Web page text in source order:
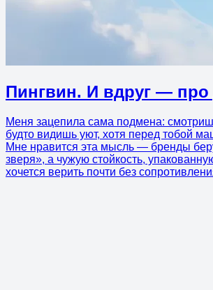
Пингвин. И вдруг — про
Меня зацепила сама подмена:
будто видишь уют, хотя перед тобой
Мне нравится эта мысль — бренды
зверя», а чужую стойкость,
хочется верить почти без